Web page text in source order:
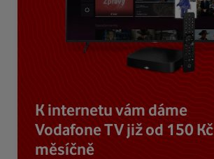
K internetu vám dáme
Vodafone TV již od 150 Kč
měsíčně